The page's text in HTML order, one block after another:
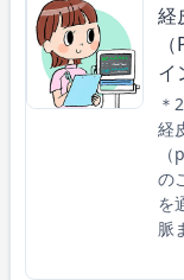
経
イ
＊
経
の
を
脈